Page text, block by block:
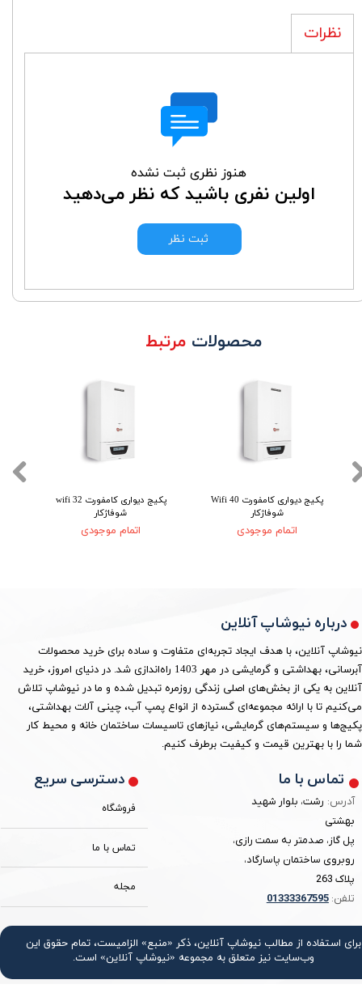
نظرات
هنوز نظری ثبت نشده
اولین نفری باشید که نظر می‌دهید
ثبت نظر
پکیج دیواری کامفورت 32 wifi
شوفاژکار
اتمام موجودی
پکیج دیواری کامفورت 40 Wifi
شوفاژکار
اتمام موجودی
محصولات مرتبط
برای استفاده از مطالب نیوشاپ آنلاین، ذکر «منبع» الزامیست، تمام حقوق اين
وب‌سايت نیز متعلق به مجموعه «نیوشاپ آنلاین» است.
درباره نیوشاپ آنلاین
نیوشاپ آنلاین، با هدف ایجاد تجربه‌ای متفاوت و ساده برای خرید محصولات
آبرسانی، بهداشتی و گرمایشی در مهر 1403 راه‌اندازی شد. در دنیای امروز، خرید
آنلاین به یکی از بخش‌های اصلی زندگی روزمره تبدیل شده و ما در نیوشاپ تلاش
می‌کنیم تا با ارائه مجموعه‌ای گسترده از انواع پمپ آب، چینی آلات بهداشتی،
پکیج‌ها و سیستم‌های گرمایشی، نیازهای تاسیسات ساختمان خانه و محیط کار
شما را با بهترین قیمت و کیفیت برطرف کنیم.
دسترسی سریع
فروشگاه
تماس با ما
مجله
تماس با ما
آدرس: رشت، بلوار شهید
بهشتی
پل گاز، صدمتر به سمت رازی،
روبروی ساختمان پاسارگاد،
پلاک 263
تلفن:
01333367595